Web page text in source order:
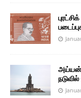
அய்யன்